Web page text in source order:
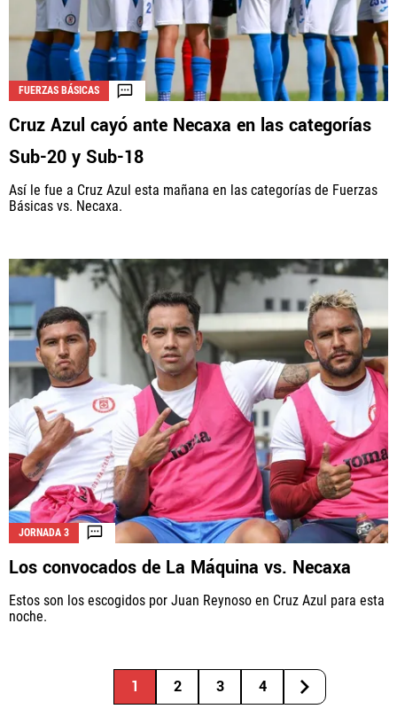
FUERZAS BÁSICAS
Cruz Azul cayó ante Necaxa en las categorías
Sub-20 y Sub-18
Así le fue a Cruz Azul esta mañana en las categorías de Fuerzas
Básicas vs. Necaxa.
JORNADA 3
Los convocados de La Máquina vs. Necaxa
Estos son los escogidos por Juan Reynoso en Cruz Azul para esta
noche.
1 2 3 4